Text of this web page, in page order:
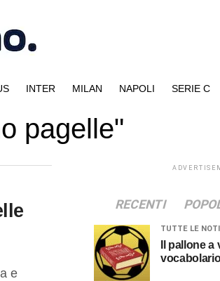
INTER MILAN NAPOLI SERIE C
pagelle"
e
RECENTI
TUTTE LE
Il pallone